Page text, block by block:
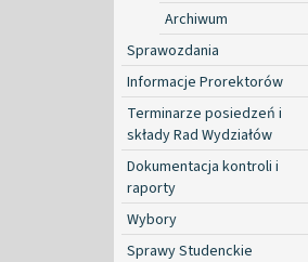
Archiwum
Sprawozdania
Informacje Prorektorów
Terminarze posiedzeń i
składy Rad Wydziałów
Dokumentacja kontroli i
raporty
Wybory
Sprawy Studenckie